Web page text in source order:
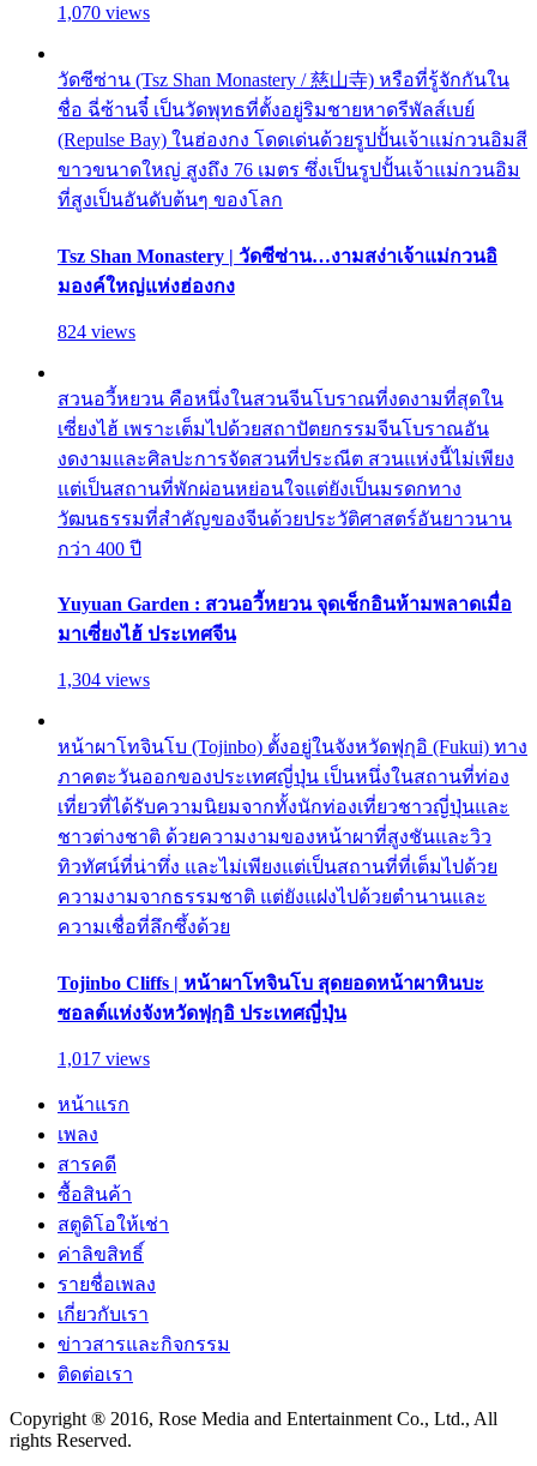
1,070 views
วัดซีซ่าน (Tsz Shan Monastery / 慈山寺) หรือที่รู้จักกันใน
ชื่อ ฉี่ซ้านจี๋ เป็นวัดพุทธที่ตั้งอยู่ริมชายหาดรีพัลส์เบย์
(Repulse Bay) ในฮ่องกง โดดเด่นด้วยรูปปั้นเจ้าแม่กวนอิมสี
ขาวขนาดใหญ่ สูงถึง 76 เมตร ซึ่งเป็นรูปปั้นเจ้าแม่กวนอิม
ที่สูงเป็นอันดับต้นๆ ของโลก
Tsz Shan Monastery | วัดซีซ่าน…งามสง่าเจ้าแม่กวนอิ
มองค์ใหญ่แห่งฮ่องกง
824 views
สวนอวี้หยวน คือหนึ่งในสวนจีนโบราณที่งดงามที่สุดใน
เซี่ยงไฮ้ เพราะเต็มไปด้วยสถาปัตยกรรมจีนโบราณอัน
งดงามและศิลปะการจัดสวนที่ประณีต สวนแห่งนี้ไม่เพียง
แต่เป็นสถานที่พักผ่อนหย่อนใจแต่ยังเป็นมรดกทาง
วัฒนธรรมที่สำคัญของจีนด้วยประวัติศาสตร์อันยาวนาน
กว่า 400 ปี
Yuyuan Garden : สวนอวี้หยวน จุดเช็กอินห้ามพลาดเมื่อ
มาเซี่ยงไฮ้ ประเทศจีน
1,304 views
หน้าผาโทจินโบ (Tojinbo) ตั้งอยู่ในจังหวัดฟุกุอิ (Fukui) ทาง
ภาคตะวันออกของประเทศญี่ปุ่น เป็นหนึ่งในสถานที่ท่อง
เที่ยวที่ได้รับความนิยมจากทั้งนักท่องเที่ยวชาวญี่ปุ่นและ
ชาวต่างชาติ ด้วยความงามของหน้าผาที่สูงชันและวิว
ทิวทัศน์ที่น่าทึ่ง และไม่เพียงแต่เป็นสถานที่ที่เต็มไปด้วย
ความงามจากธรรมชาติ แต่ยังแฝงไปด้วยตำนานและ
ความเชื่อที่ลึกซึ้งด้วย
Tojinbo Cliffs | หน้าผาโทจินโบ สุดยอดหน้าผาหินบะ
ซอลต์แห่งจังหวัดฟุกุอิ ประเทศญี่ปุ่น
1,017 views
หน้าแรก
เพลง
สารคดี
ซื้อสินค้า
สตูดิโอให้เช่า
ค่าลิขสิทธิ์
รายชื่อเพลง
เกี่ยวกับเรา
ข่าวสารและกิจกรรม
ติดต่อเรา
Copyright ® 2016, Rose Media and Entertainment Co., Ltd., All
rights Reserved.